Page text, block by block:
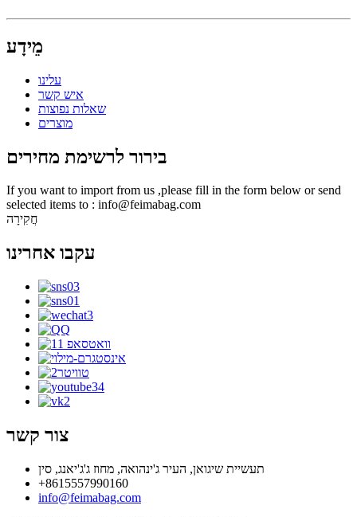
מֵידָע
עלינו
איש קשר
שאלות נפוצות
מוצרים
בירור לרשימת מחירים
If you want to import from us ,please fill in the form below or send
selected items to : info@feimabag.com
חֲקִירָה
עקבו אחרינו
צור קשר
תעשיית שיגואן, העיר ג'ינהואה, מחוז ג'ג'יאנג, סין
+8615557990160
info@feimabag.com